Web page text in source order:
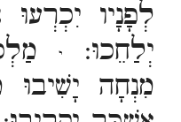
לְפָנָיו
יְלַחֵכוּ:
י
מִנְחָה